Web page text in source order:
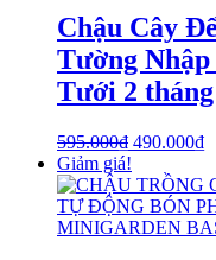
Chậu Cây
Tường
Tưới 2 tháng
595.000₫ 490.000₫
Giảm giá!